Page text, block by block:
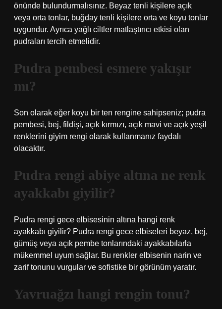
önünde bulundurmalısınız. Beyaz tenli kişilere açık
veya orta tonlar, buğday tenli kişilere orta ve koyu tonlar
uygundur. Ayrıca yağlı ciltler matlaştırıcı etkisi olan
pudraları tercih etmelidir.
Pudra pembesi esmere yakışır
mı?
Son olarak eğer koyu bir ten rengine sahipseniz; pudra
pembesi, bej, fildişi, açık kırmızı, açık mavi ve açık yeşil
renklerini giyim rengi olarak kullanmanız faydalı
olacaktır.
Pudra rengi abiye altına ne renk
ayakkabı giyilir?
Pudra rengi gece elbisesinin altına hangi renk
ayakkabı giyilir? Pudra rengi gece elbiseleri beyaz, bej,
gümüş veya açık pembe tonlarındaki ayakkabılarla
mükemmel uyum sağlar. Bu renkler elbisenin narin ve
zarif tonunu vurgular ve sofistike bir görünüm yaratır.
Yavruağzı hangi rengin tonu?